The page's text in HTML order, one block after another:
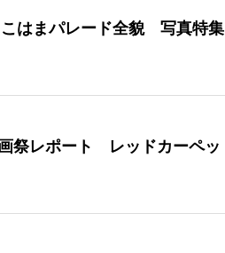
はまパレード全貌 写真特
祭レポート レッドカーペッ